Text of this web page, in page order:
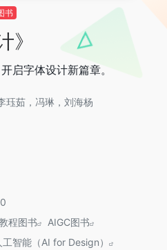
书
》
启字体设计新篇章。
珏茹，冯琳，刘海杨
程图书
AIGC图书
智能（AI for Design）